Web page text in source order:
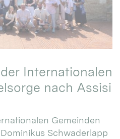
Internationalen
nach Assisi
Gemeinden
Schwaderlapp